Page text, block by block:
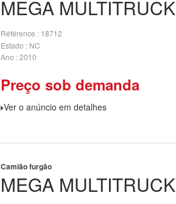
MEGA MULTITRUCK
Référence
18712
Estado
NC
Ano 2010
Preço sob demanda
Ver o anúncio em detalhes
MEGA MULTITRUCK
Camião furgão